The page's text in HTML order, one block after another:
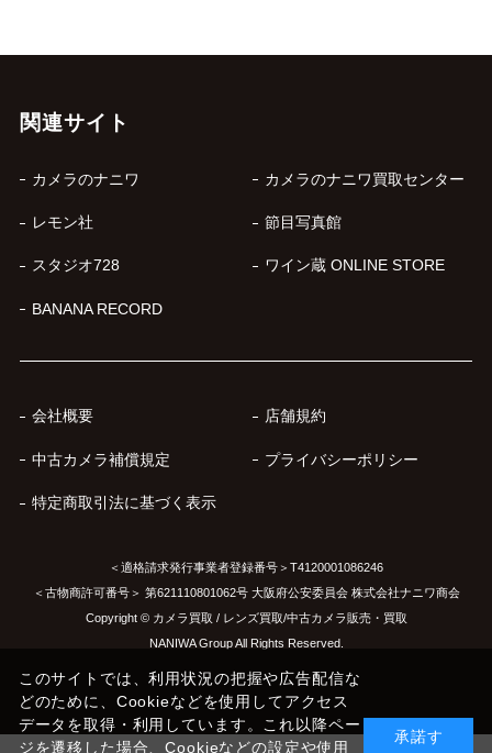
関連サイト
カメラのナニワ カメラのナニワ買取センター
レモン社 節目写真館
スタジオ728 ワイン蔵 ONLINE STORE
BANANA RECORD
会社概要 店舗規約
中古カメラ補償規定 プライバシーポリシー
特定商取引法に基づく表示
＜適格請求発行事業者登録番号＞T4120001086246
＜古物商許可番号＞ 第621110801062号 大阪府公安委員会 株式会社ナニワ商会
Copyright © カメラ買取 / レンズ買取/中古カメラ販売・買取
NANIWA Group All Rights Reserved.
このサイトでは、利用状況の把握や広告配信な
どのために、Cookieなどを使用してアクセス
データを取得・利用しています。これ以降ペー
ジを遷移した場合、Cookieなどの設定や使用
承諾す